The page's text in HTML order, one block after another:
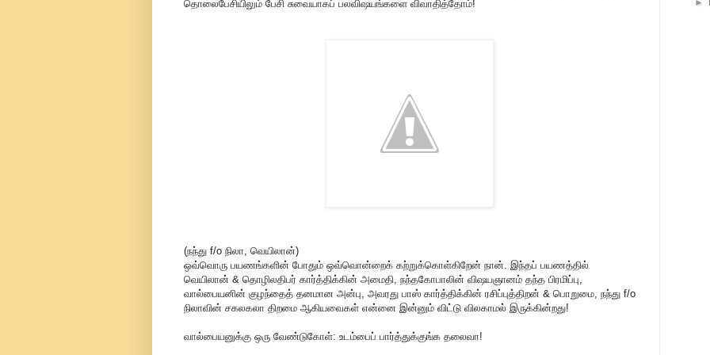
தொலைபேசியிலும் பேசி சுவையாகப் பலவிஷயங்களை விவாதித்தோம்!
(நந்து f/o நிலா, வெயிலான்)
ஒவ்வொரு பயணங்களின் போதும் ஒவ்வொன்றைக் கற்றுக்கொள்கிறேன் நான். இந்தப் பயணத்தில்
வெயிலான் & தொழிலதிபர் கார்த்திக்கின் அமைதி, நந்தகோபாலின் விஷயஞானம் தந்த பிரமிப்பு,
வால்பையனின் குழந்தைத் தனமான அன்பு, அவரது பாஸ் கார்த்திக்கின் ரசிப்புத்திறன் & பொறுமை, நந்து f/o
நிலாவின் சகலகலா திறமை ஆகியவைகள் என்னை இன்னும் விட்டு விலகாமல் இருக்கின்றது!
வால்பையனுக்கு ஒரு வேண்டுகோள்: உடம்பைப் பார்த்துக்குங்க தலைவா!
►